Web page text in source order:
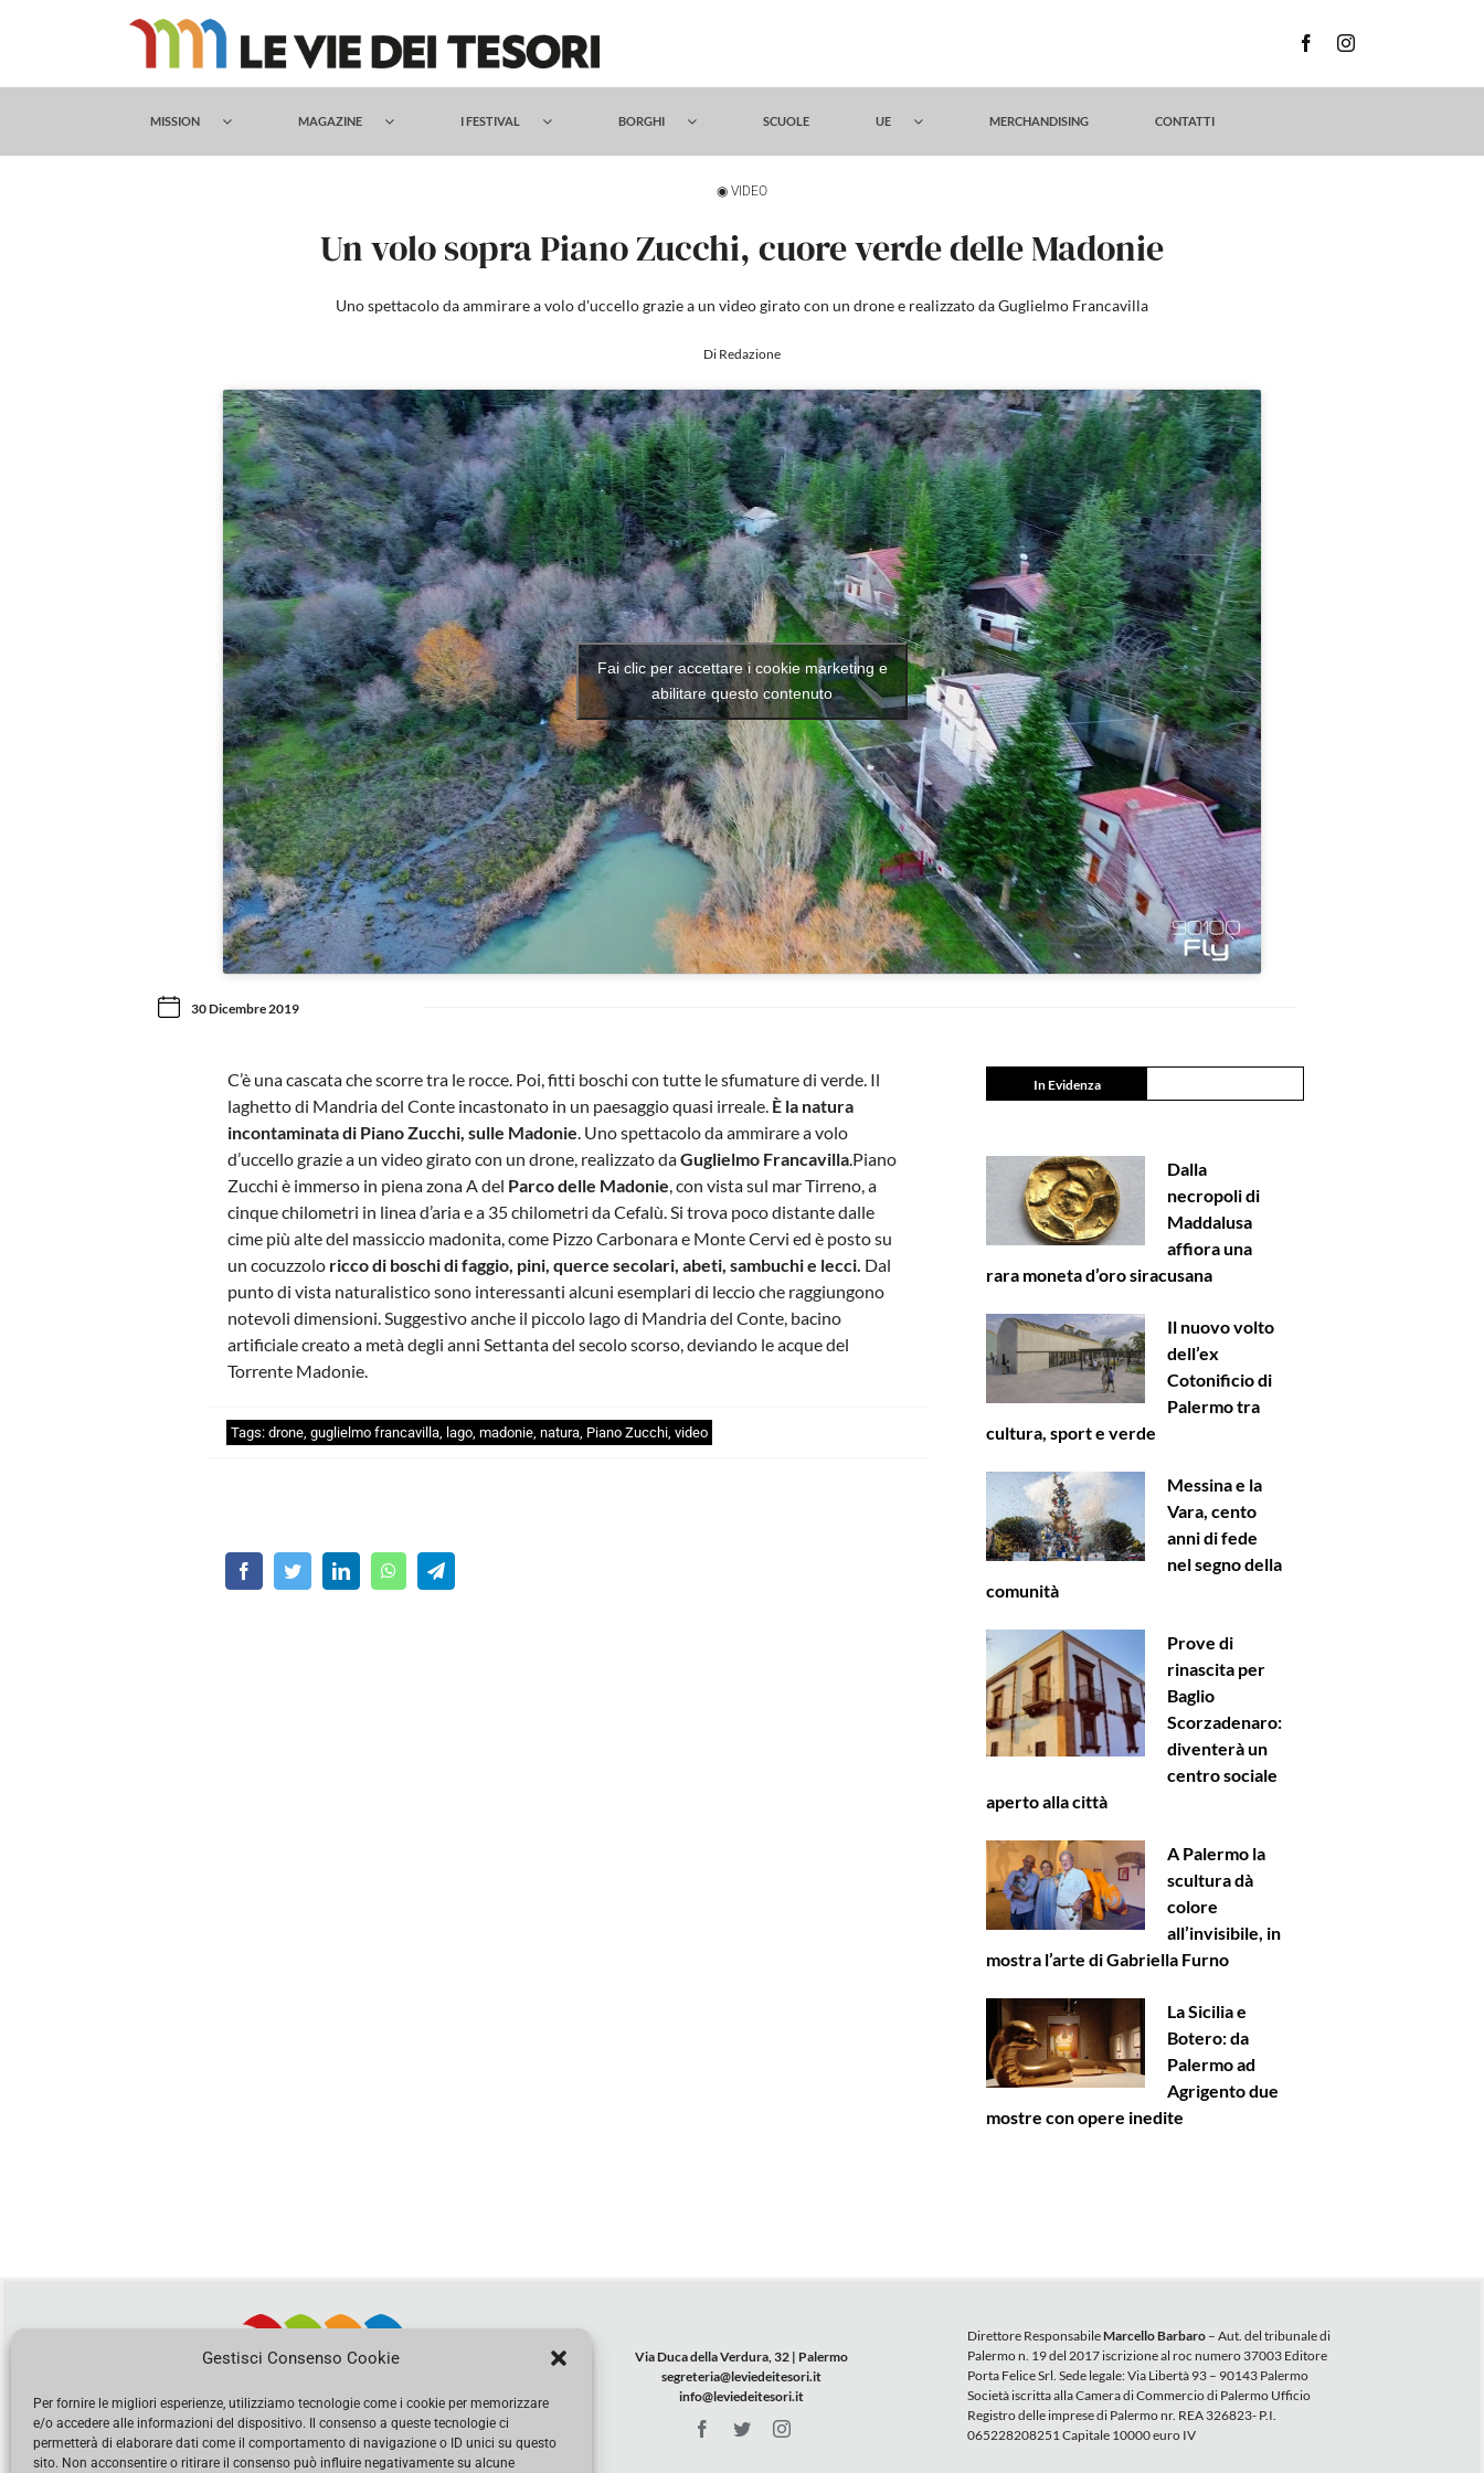
Gestisci Consenso Cookie
Per fornire le migliori esperienze, utilizziamo tecnologie come i cookie per memorizzare
e/o accedere alle informazioni del dispositivo. Il consenso a queste tecnologie ci
permetterà di elaborare dati come il comportamento di navigazione o ID unici su questo
sito. Non acconsentire o ritirare il consenso può influire negativamente su alcune
MISSION MAGAZINE I FESTIVAL BORGHI SCUOLE UE MERCHANDISING CONTATTI
◉ VIDEO
Un volo sopra Piano Zucchi, cuore verde delle Madonie
Uno spettacolo da ammirare a volo d'uccello grazie a un video girato con un drone e realizzato da Guglielmo Francavilla
Di Redazione
Fai clic per accettare i cookie marketing e
abilitare questo contenuto
30 Dicembre 2019
C’è una cascata che scorre tra le rocce. Poi, fitti boschi con tutte le sfumature di verde. Il
laghetto di Mandria del Conte incastonato in un paesaggio quasi irreale. È la natura
incontaminata di Piano Zucchi, sulle Madonie . Uno spettacolo da ammirare a volo
d’uccello grazie a un video girato con un drone, realizzato daGuglielmo Francavilla .Piano
Zucchi è immerso in piena zona A del Parco delle Madonie , con vista sul mar Tirreno, a
cinque chilometri in linea d’aria e a 35 chilometri da Cefalù. Si trova poco distante dalle
cime più alte del massiccio madonita, come Pizzo Carbonara e Monte Cervi ed è posto su
un cocuzzolo ricco di boschi di faggio, pini, querce secolari, abeti, sambuchi e lecci. Dal
punto di vista naturalistico sono interessanti alcuni esemplari di leccio che raggiungono
notevoli dimensioni. Suggestivo anche il piccolo lago di Mandria del Conte, bacino
artificiale creato a metà degli anni Settanta del secolo scorso, deviando le acque del
Torrente Madonie.
Tags:drone ,guglielmo francavilla lago ,madonie ,natura Piano Zucchi ,video
In Evidenza
Dalla
necropoli di
Maddalusa
affiora una
rara moneta d’oro siracusana
Il nuovo volto
dell’ex
Cotonificio di
Palermo tra
cultura, sport e verde
Messina e la
Vara, cento
anni di fede
nel segno della
comunità
Prove di
rinascita per
Baglio
Scorzadenaro:
diventerà un
centro sociale
aperto alla città
A Palermo la
scultura dà
colore
all’invisibile, in
mostra l’arte di Gabriella Furno
La Sicilia e
Botero: da
Palermo ad
Agrigento due
mostre con opere inedite
Via Duca della Verdura, 32 | Palermo
segreteria@leviedeitesori.it
info@leviedeitesori.it
Direttore ResponsabileMarcello Barbaro– Aut. del tribunale di
Palermo n. 19 del 2017 iscrizione al roc numero 37003 Editore
Porta Felice Srl. Sede legale: Via Libertà 93 – 90143 Palermo
Società iscritta alla Camera di Commercio di Palermo Ufficio
Registro delle imprese di Palermo nr. REA 326823- P.I.
065228208251 Capitale 10000 euro IV